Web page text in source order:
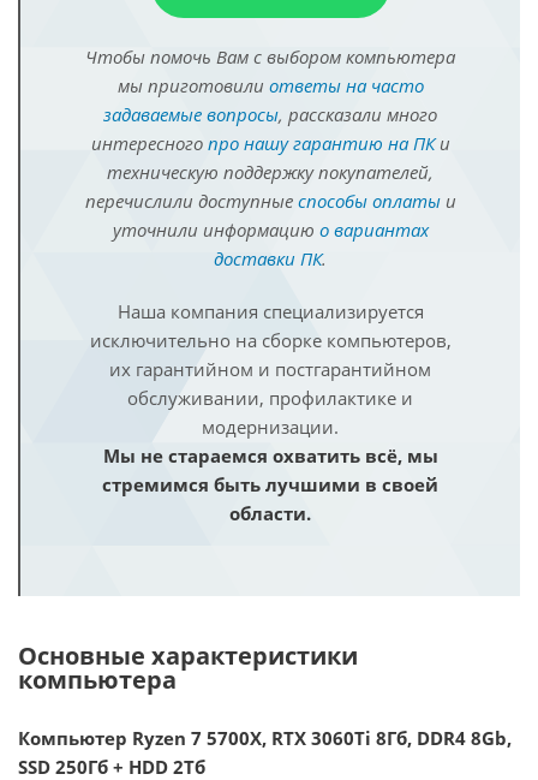
Чтобы помочь Вам с выбором компьютера
мы приготовили ответы на часто
задаваемые вопросы, рассказали много
интересного про нашу гарантию на ПКи
техническую поддержку покупателей,
перечислили доступные способы оплатыи
уточнили информацию о вариантах
доставки ПК.
Наша компания специализируется
исключительно на сборке компьютеров,
их гарантийном и постгарантийном
обслуживании, профилактике и
модернизации.
Мы не стараемся охватить всё, мы
стремимся быть лучшими в своей
области.
Основные характеристики
компьютера
Компьютер Ryzen 7 5700X, RTX 3060Ti 8Гб, DDR4 8Gb,
SSD 250Гб + HDD 2Тб